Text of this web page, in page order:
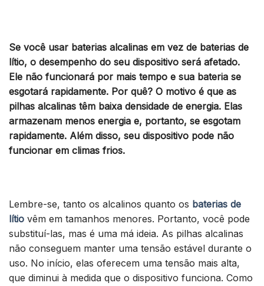
Se você usar baterias alcalinas em vez de baterias de
lítio, o desempenho do seu dispositivo será afetado.
Ele não funcionará por mais tempo e sua bateria se
esgotará rapidamente. Por quê? O motivo é que as
pilhas alcalinas têm baixa densidade de energia. Elas
armazenam menos energia e, portanto, se esgotam
rapidamente. Além disso, seu dispositivo pode não
funcionar em climas frios.
Lembre-se, tanto os alcalinos quanto os baterias de
lítio vêm em tamanhos menores. Portanto, você pode
substituí-las, mas é uma má ideia. As pilhas alcalinas
não conseguem manter uma tensão estável durante o
uso. No início, elas oferecem uma tensão mais alta,
que diminui à medida que o dispositivo funciona. Como